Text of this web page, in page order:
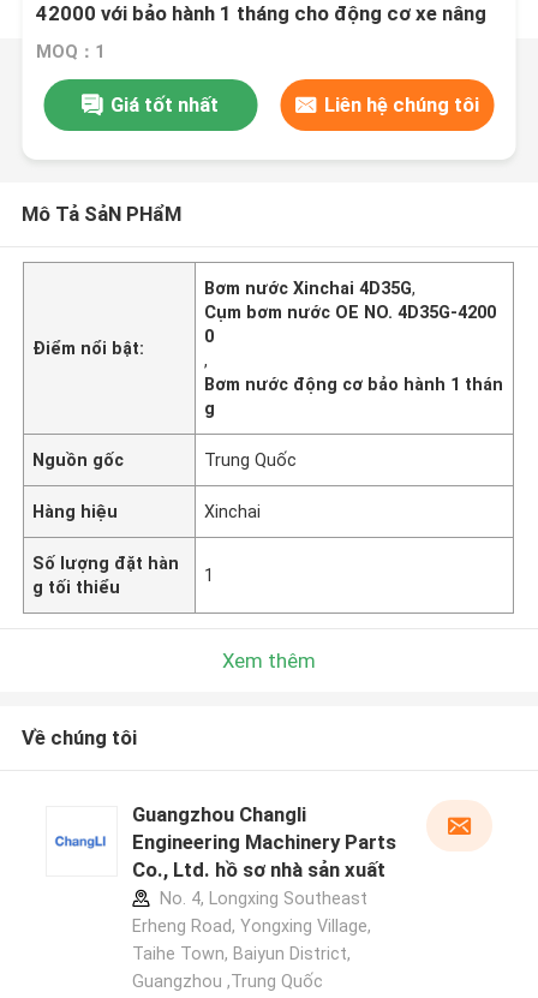
42000 với bảo hành 1 tháng cho động cơ xe nâng
MOQ：1
Giá tốt nhất Liên hệ chúng tôi
Mô Tả SảN PHẩM
Điểm nổi bật:
Bơm nước Xinchai 4D35G,
Cụm bơm nước OE NO. 4D35G-4200
0
,
Bơm nước động cơ bảo hành 1 thán
g
Nguồn gốc Trung Quốc
Hàng hiệu Xinchai
Số lượng đặt hàn
g tối thiểu
1
Xem thêm
Về chúng tôi
Guangzhou Changli
Engineering Machinery Parts
Co., Ltd. hồ sơ nhà sản xuất
No. 4, Longxing Southeast
Erheng Road, Yongxing Village,
Taihe Town, Baiyun District,
Guangzhou ,Trung Quốc